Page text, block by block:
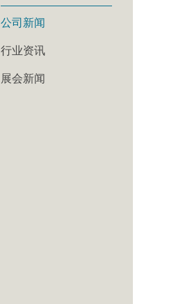
公司新闻
行业资讯
展会新闻